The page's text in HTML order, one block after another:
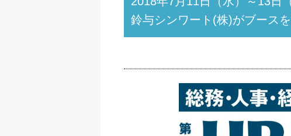
鈴与シンワート(株)がブースを